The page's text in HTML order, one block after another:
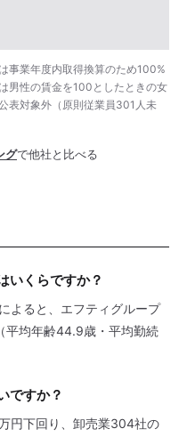
事業年度内取得換算のため100%
男性の賃金を100としたときの女
表対象外（原則従業員301人未
グで他社と比べる
いくらですか？
よると、エフティグループ
平均年齢44.9歳・平均勤続
ですか？
円下回り、卸売業304社の